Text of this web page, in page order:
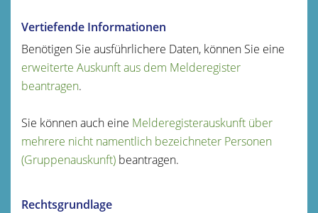
Vertiefende Informationen
Benötigen Sie ausführlichere Daten, können Sie eine
erweiterte Auskunft aus dem Melderegister
beantragen.
Sie können auch eine Melderegisterauskunft über
mehrere nicht namentlich bezeichneter Personen
(Gruppenauskunft) beantragen.
Rechtsgrundlage